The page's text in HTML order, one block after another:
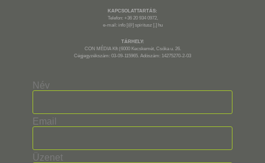
KAPCSOLATTARTÁS:
Telefon: +36 20 934 0972,
e-mail: info [@] spiritusz [.] hu
TÁRHELY:
CON MÉDIA Kft (6000 Kecskemét, Csóka u. 26.
Cégjegyzékszám: 03-09-115965. Adószám: 14275270-2-03
Név
Email
Üzenet